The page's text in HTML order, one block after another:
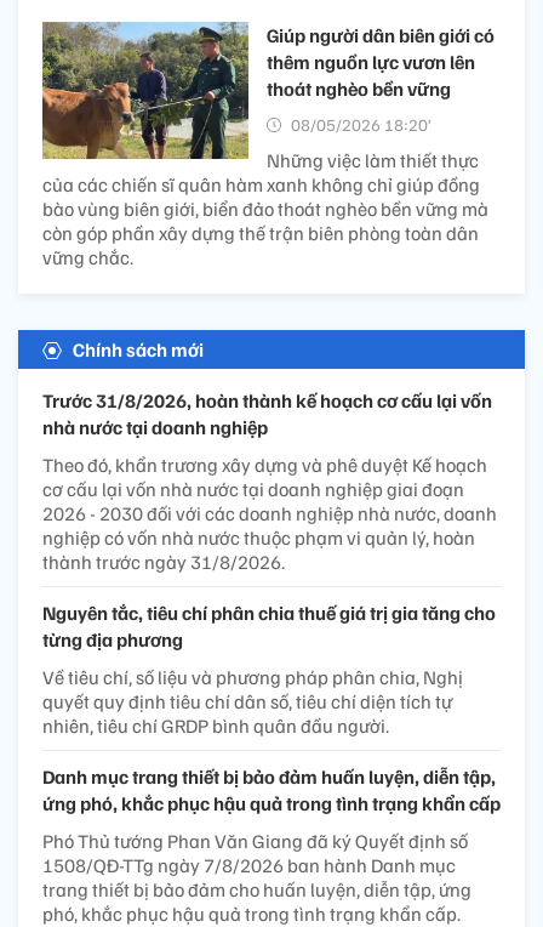
Giúp người dân biên giới có
thêm nguồn lực vươn lên
thoát nghèo bền vững
08/05/2026 18:20’
Những việc làm thiết thực
của các chiến sĩ quân hàm xanh không chỉ giúp đồng
bào vùng biên giới, biển đảo thoát nghèo bền vững mà
còn góp phần xây dựng thế trận biên phòng toàn dân
vững chắc.
Chính sách mới
Trước 31/8/2026, hoàn thành kế hoạch cơ cấu lại vốn
nhà nước tại doanh nghiệp
Theo đó, khẩn trương xây dựng và phê duyệt Kế hoạch
cơ cấu lại vốn nhà nước tại doanh nghiệp giai đoạn
2026 - 2030 đối với các doanh nghiệp nhà nước, doanh
nghiệp có vốn nhà nước thuộc phạm vi quản lý, hoàn
thành trước ngày 31/8/2026.
Nguyên tắc, tiêu chí phân chia thuế giá trị gia tăng cho
từng địa phương
Về tiêu chí, số liệu và phương pháp phân chia, Nghị
quyết quy định tiêu chí dân số, tiêu chí diện tích tự
nhiên, tiêu chí GRDP bình quân đầu người.
Danh mục trang thiết bị bảo đảm huấn luyện, diễn tập,
ứng phó, khắc phục hậu quả trong tình trạng khẩn cấp
Phó Thủ tướng Phan Văn Giang đã ký Quyết định số
1508/QĐ-TTg ngày 7/8/2026 ban hành Danh mục
trang thiết bị bảo đảm cho huấn luyện, diễn tập, ứng
phó, khắc phục hậu quả trong tình trạng khẩn cấp.